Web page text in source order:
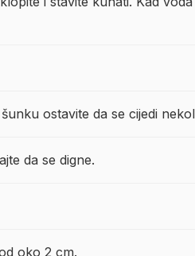
ostavite da se cijedi
da se digne.
oko 2 cm.